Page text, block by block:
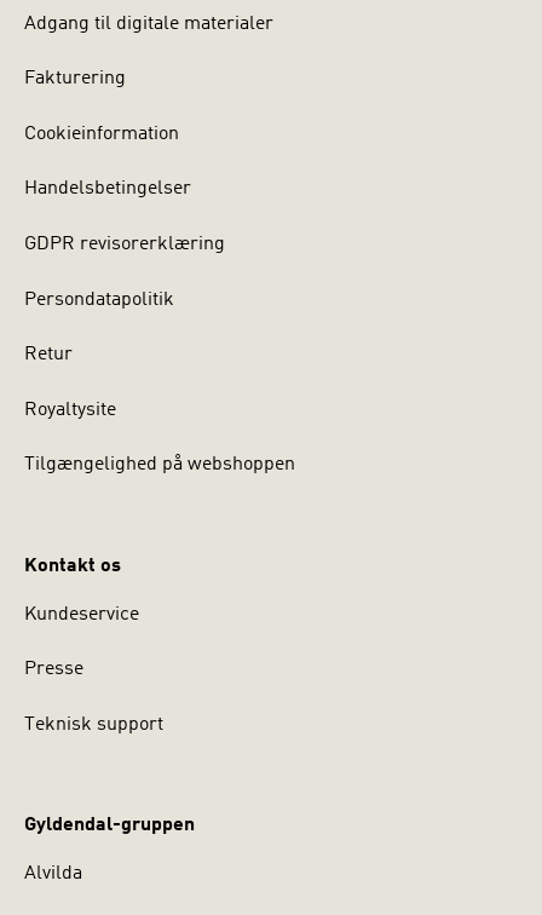
Adgang til digitale materialer
Fakturering
Cookieinformation
Handelsbetingelser
GDPR revisorerklæring
Persondatapolitik
Retur
Royaltysite
Tilgængelighed på webshoppen
Kontakt os
Kundeservice
Presse
Teknisk support
Gyldendal-gruppen
Alvilda